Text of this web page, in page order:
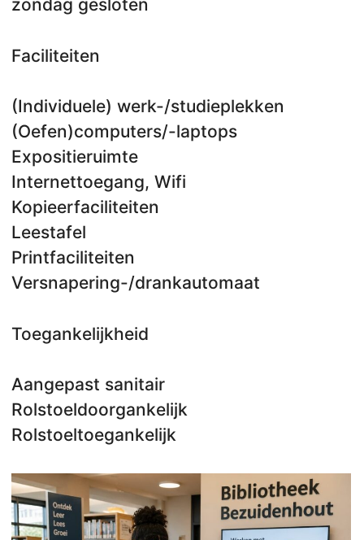
zondag gesloten
Faciliteiten
(Individuele) werk-/studieplekken
(Oefen)computers/-laptops
Expositieruimte
Internettoegang, Wifi
Kopieerfaciliteiten
Leestafel
Printfaciliteiten
Versnapering-/drankautomaat
Toegankelijkheid
Aangepast sanitair
Rolstoeldoorgankelijk
Rolstoeltoegankelijk